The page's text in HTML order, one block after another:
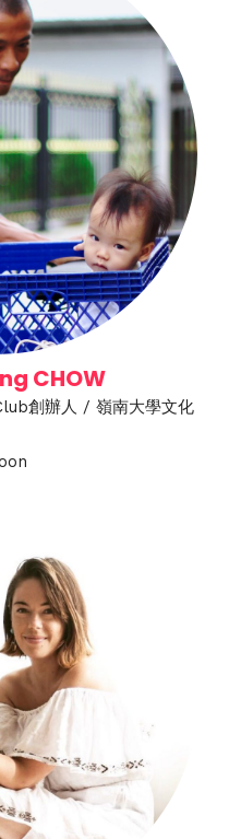
CHOW
創辦人 / 嶺南大學文化